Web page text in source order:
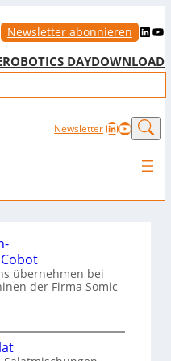
Newsletter abonnieren LinkedIn YouTube
ROBOTICS DAYDOWNLOAD
NewsletterLinkedIn
übernehmen bei
der Firma Somic